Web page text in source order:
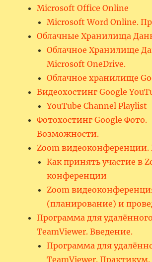
Microsoft Office Online
Microsoft Word Online.
Облачные Хранилища
Облачное Хранилище
Microsoft OneDrive.
Облачное хранилище
Видеохостинг Google
YouTube Channel Playlist
Фотохостинг Google Фото.
Возможности.
Zoom видеоконференции.
Как принять участие в
конференции
Zoom
(планирование) и
Программа для
TeamViewer. Введение.
Программа для
TeamViewer. Практикум.